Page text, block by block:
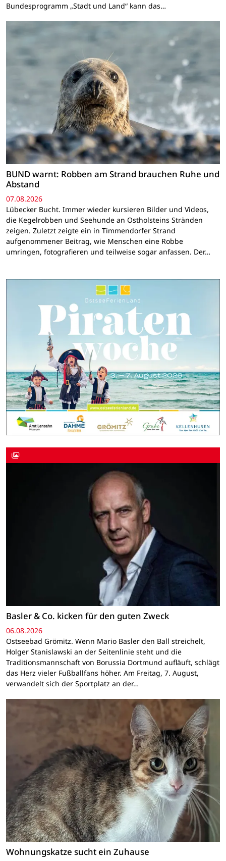
Bundesprogramm „Stadt und Land“ kann das…
BUND warnt: Robben am Strand brauchen Ruhe und
Abstand
07.08.2026
Lübecker Bucht. Immer wieder kursieren Bilder und Videos,
die Kegelrobben und Seehunde an Ostholsteins Stränden
zeigen. Zuletzt zeigte ein in Timmendorfer Strand
aufgenommener Beitrag, wie Menschen eine Robbe
umringen, fotografieren und teilweise sogar anfassen. Der…
Basler & Co. kicken für den guten Zweck
06.08.2026
Ostseebad Grömitz. Wenn Mario Basler den Ball streichelt,
Holger Stanislawski an der Seitenlinie steht und die
Traditionsmannschaft von Borussia Dortmund aufläuft, schlägt
das Herz vieler Fußballfans höher. Am Freitag, 7. August,
verwandelt sich der Sportplatz an der…
Wohnungskatze sucht ein Zuhause